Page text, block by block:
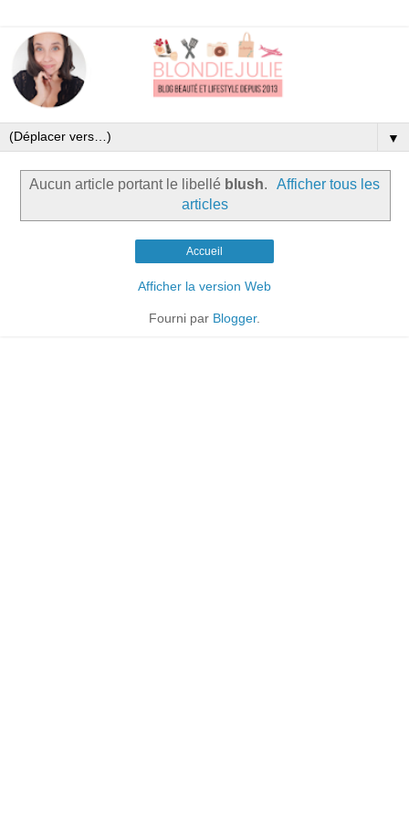
▼
Aucun article portant le libellé blush.
Afficher tous les
articles
Accueil
Afficher la version Web
Fourni par Blogger.